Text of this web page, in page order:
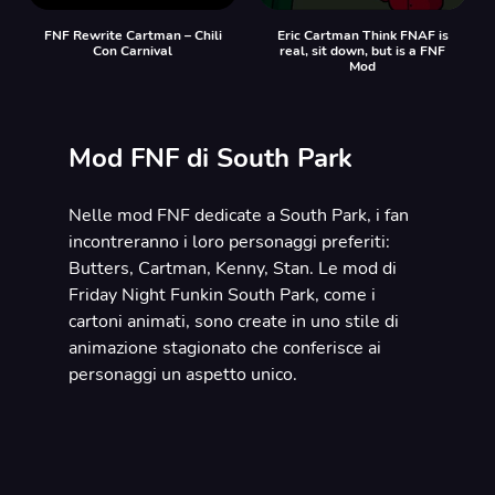
FNF Rewrite Cartman – Chili
Con Carnival
Eric Cartman Think FNAF is
real, sit down, but is a FNF
Mod
Mod FNF di South Park
Nelle mod FNF dedicate a South Park, i fan
incontreranno i loro personaggi preferiti:
Butters, Cartman, Kenny, Stan. Le mod di
Friday Night Funkin South Park, come i
cartoni animati, sono create in uno stile di
animazione stagionato che conferisce ai
personaggi un aspetto unico.